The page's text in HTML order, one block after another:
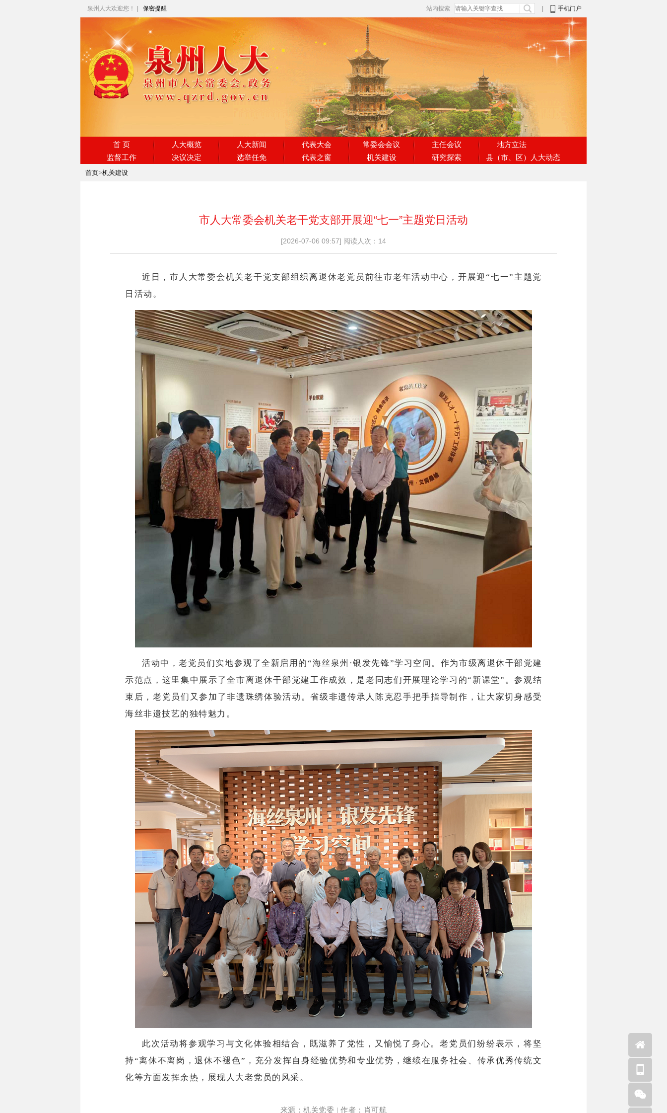
泉州人大欢迎您！ 保密提醒 站内搜索 手机门户
首 页 人大概览 人大新闻 代表大会 常委会会议 主任会议
地方立法
监督工作
决议决定 选举任免 代表之窗 机关建设 研究探索 县（市、区）人大动态
首页>机关建设
市人大常委会机关老干党支部开展迎“七一”主题党日活动
[2026-07-06 09:57] 阅读人次：14
近日，市人大常委会机关老干党支部组织离退休老党员前往市老年活动中心，开展迎“七一”主题党
日活动。
活动中，老党员们实地参观了全新启用的“海丝泉州·银发先锋”学习空间。作为市级离退休干部党建
示范点，这里集中展示了全市离退休干部党建工作成效，是老同志们开展理论学习的“新课堂”。参观结
束后，老党员们又参加了非遗珠绣体验活动。省级非遗传承人陈克忍手把手指导制作，让大家切身感受
海丝非遗技艺的独特魅力。
此次活动将参观学习与文化体验相结合，既滋养了党性，又愉悦了身心。老党员们纷纷表示，将坚
持“离休不离岗，退休不褪色”，充分发挥自身经验优势和专业优势，继续在服务社会、传承优秀传统文
化等方面发挥余热，展现人大老党员的风采。
来源：机关党委 | 作者：肖可航